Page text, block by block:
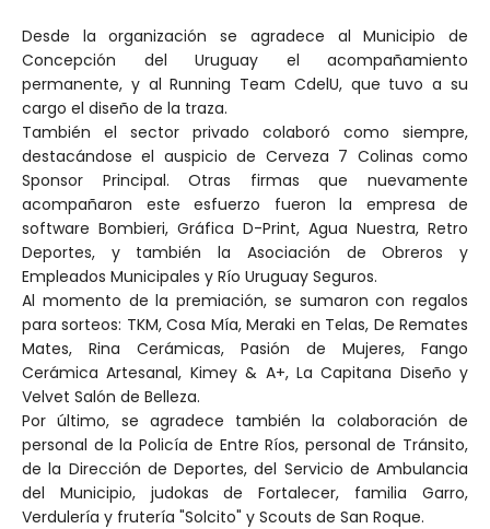
Desde la organización se agradece al Municipio de
Concepción del Uruguay el acompañamiento
permanente, y al Running Team CdelU, que tuvo a su
cargo el diseño de la traza.
También el sector privado colaboró como siempre,
destacándose el auspicio de Cerveza 7 Colinas como
Sponsor Principal. Otras firmas que nuevamente
acompañaron este esfuerzo fueron la empresa de
software Bombieri, Gráfica D-Print, Agua Nuestra, Retro
Deportes, y también la Asociación de Obreros y
Empleados Municipales y Río Uruguay Seguros.
Al momento de la premiación, se sumaron con regalos
para sorteos: TKM, Cosa Mía, Meraki en Telas, De Remates
Mates, Rina Cerámicas, Pasión de Mujeres, Fango
Cerámica Artesanal, Kimey & A+, La Capitana Diseño y
Velvet Salón de Belleza.
Por último, se agradece también la colaboración de
personal de la Policía de Entre Ríos, personal de Tránsito,
de la Dirección de Deportes, del Servicio de Ambulancia
del Municipio, judokas de Fortalecer, familia Garro,
Verdulería y frutería "Solcito" y Scouts de San Roque.